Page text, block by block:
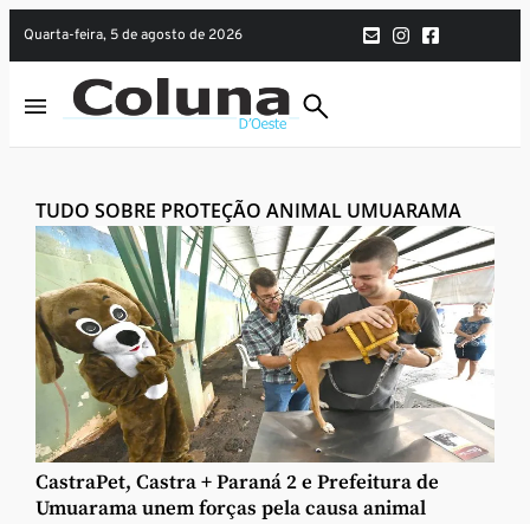
quarta-feira, 5 de agosto de 2026
TUDO SOBRE PROTEÇÃO ANIMAL UMUARAMA
CastraPet, Castra + Paraná 2 e Prefeitura de
Umuarama unem forças pela causa animal